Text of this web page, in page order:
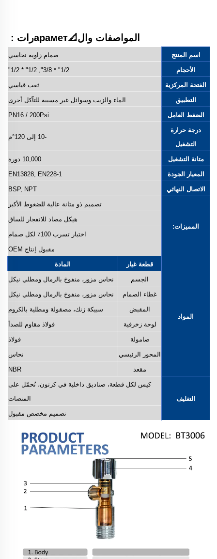
المواصفات وال📐араметرات：
اسم المنتج صمام زاوية نحاسي
الأحجام 1/2" * 3/8", 1/2" * 1/2"
الفتحة المركزية ثقب قياسي
التطبيق الماء والزيت وسوائل غير مسببة للتآكل أخرى
الضغط العامل PN16 / 200Psi
درجة حرارة
التشغيل
-10 إلى 120°م
متانة التشغيل 10,000 دورة
المعيار الجودة EN13828, EN228-1
الاتصال النهائي BSP, NPT
المميزات:
تصميم ذو متانة عالية للضغوط الأكبر
هيكل مضاد للانفجار للساق
اختبار تسرب 100٪ لكل صمام
مقبول إنتاج OEM
المواد
قطعة غيار المادة
الجسم نحاس مزور، منفوخ بالرمال ومطلي نيكل
غطاء الصمام نحاس مزور، منفوخ بالرمال ومطلي نيكل
المقبض سبيكة زنك، مصقولة ومطلية بالكروم
لوحة زخرفية فولاذ مقاوم للصدأ
صامولة فولاذ
المحور الرئيسي نحاس
مقعد NBR
التغليف
كيس لكل قطعة، صناديق داخلية في كرتون، تُحمّل على
المنصات
تصميم مخصص مقبول